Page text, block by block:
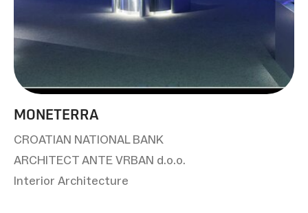
MONETERRA
CROATIAN NATIONAL BANK
ARCHITECT ANTE VRBAN d.o.o.
Interior Architecture